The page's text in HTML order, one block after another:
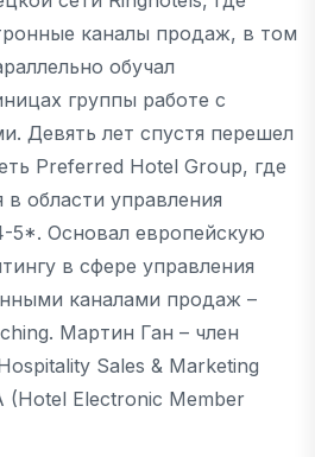
каналы продаж, в том
обучал
группы работе с
Девять лет спустя перешел
Preferred Hotel Group, где
области управления
5*. Основал европейскую
в сфере управления
каналами продаж –
Мартин Ган – член
Sales & Marketing
(Hotel Electronic Member